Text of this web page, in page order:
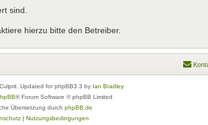
sind.
hierzu bitte den Betreiber.
Updated for phpBB3.3 by Ian Bradley
® Forum Software © phpBB Limited
Übersetzung durch phpBB.de
| Nutzungsbedingungen